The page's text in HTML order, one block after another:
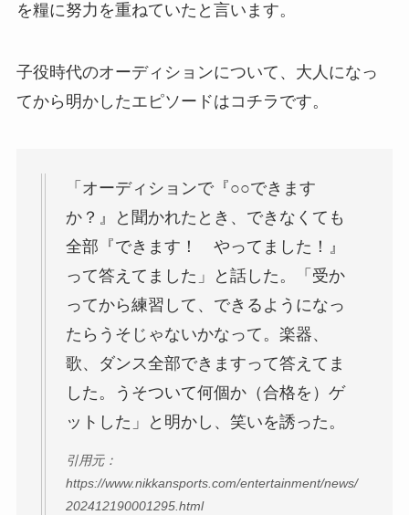
を糧に努力を重ねていたと言います。
子役時代のオーディションについて、大人になっ
てから明かしたエピソードはコチラです。
「オーディションで『○○できます
か？』と聞かれたとき、できなくても
全部『できます！ やってました！』
って答えてました」と話した。「受か
ってから練習して、できるようになっ
たらうそじゃないかなって。楽器、
歌、ダンス全部できますって答えてま
した。うそついて何個か（合格を）ゲ
ットした」と明かし、笑いを誘った。
引用元：
https://www.nikkansports.com/entertainment/news/
202412190001295.html